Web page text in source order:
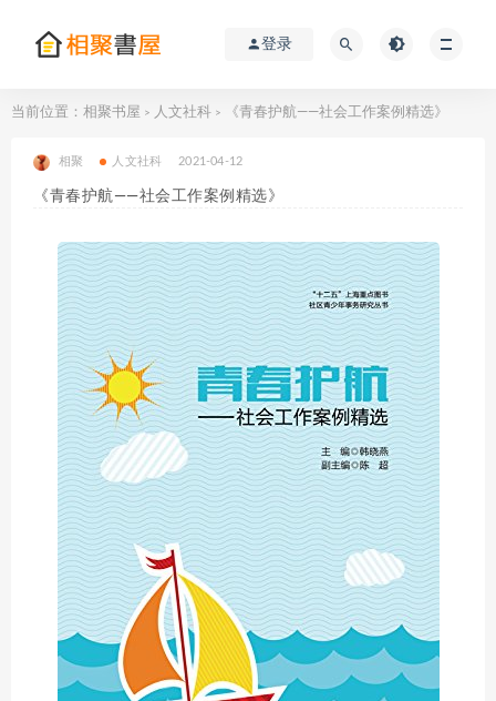
登录
当前位置： 相聚书屋 > 人文社科 > 《青春护航——社会工作案例精选》
相聚 人文社科 2021-04-12
《青春护航——社会工作案例精选》